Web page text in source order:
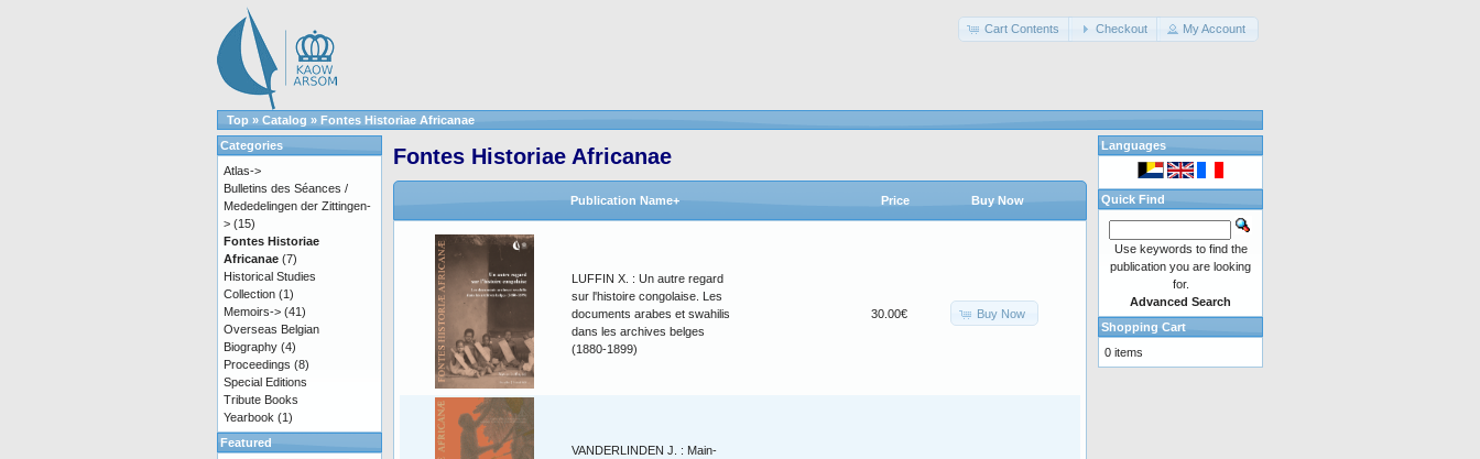
Cart Contents Checkout My Account
Top » Catalog » Fontes Historiae Africanae
Fontes Historiae Africanae
Publication Name+ Price Buy Now
LUFFIN X. : Un autre regard
sur l'histoire congolaise. Les
documents arabes et swahilis
dans les archives belges
(1880-1899)
30.00€ Buy Now
VANDERLINDEN J. : Main-
Categories
Atlas->
Bulletins des Séances /
Mededelingen der Zittingen-
> (15)
Fontes Historiae
Africanae (7)
Historical Studies
Collection (1)
Memoirs-> (41)
Overseas Belgian
Biography (4)
Proceedings (8)
Special Editions
Tribute Books
Yearbook (1)
Featured
Languages
Quick Find
Use keywords to find the
publication you are looking
for.
Advanced Search
Shopping Cart
0 items